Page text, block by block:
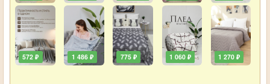
572 ₽ 1 486 ₽ 775 ₽ 1 060 ₽ 1 270 ₽